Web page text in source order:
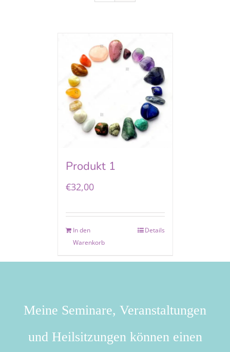
Produkt 1
€32,00
In den
Warenkorb
Details
Meine Seminare, Veranstaltungen
und Heilsitzungen können einen